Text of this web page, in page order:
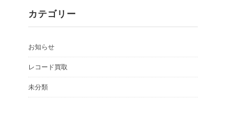
カテゴリー
お知らせ
レコード買取
未分類